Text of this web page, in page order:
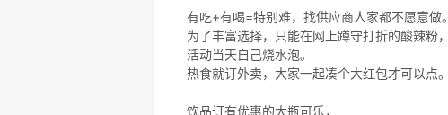
有吃+有喝=特别难，找供应商人家都不愿意做。
为了丰富选择，只能在网上蹲守打折的酸辣粉，
活动当天自己烧水泡。
热食就订外卖，大家一起凑个大红包才可以点。
饮品订有优惠的大瓶可乐，